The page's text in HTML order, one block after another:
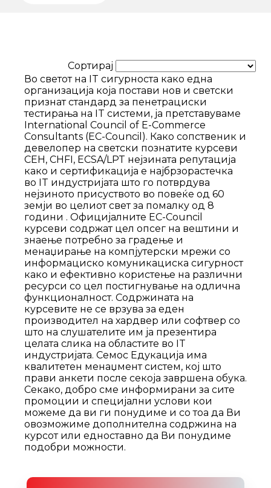
Сортирај
Во светот на IT сигурноста како една
организација која постави нов и светски
признат стандард за пенетрациски
тестирања на IT системи, ја претставуваме
International Council of E-Commerce
Consultants (EC-Council). Како сопственик и
девелопер на светски познатите курсеви
CEH, CHFI, ECSA/LPT нејзината репутација
како и сертификација е најбрзорастечка
во IT индустријата што го потврдува
нејзиното присуството во повеќе од 60
земји во целиот свет за помалку од 8
години . Официјалните EC-Council
курсеви содржат цел опсег на вештини и
знаење потребно за градење и
менаџирање на компјутерски мрежи со
информациско комуникациска сигурност
како и ефективно користење на различни
ресурси со цел постигнување на одлична
функционалност. Содржината на
курсевите не се врзува за еден
производител на хардвер или софтвер со
што на слушателите им ја презентира
целата слика на областите во IT
индустријата. Семос Едукација има
квалитетен менаџмент систем, кој што
прави анкети после секоја завршена обука.
Секако, добро сме информирани за сите
промоции и специјални услови кои
можеме да ви ги понудиме и со тоа да Ви
овозможиме дополнителна содржина на
курсот или едноставно да Ви понудиме
подобри можности.